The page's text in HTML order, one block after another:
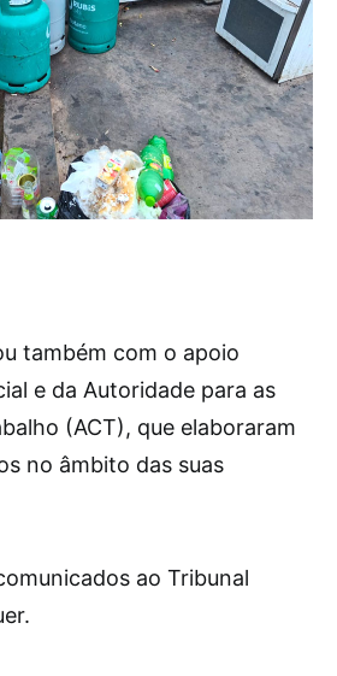
também com o apoio
e da Autoridade para as
(ACT), que elaboraram
no âmbito das suas
ao Tribunal